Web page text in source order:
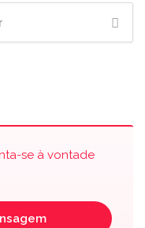
se à vontade